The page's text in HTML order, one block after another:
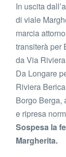
In uscita
di viale
marcia
transiterà per
da Via
Da Longare
Riviera
Borgo Berga,
e ripresa
Sospesa la
Margherita.